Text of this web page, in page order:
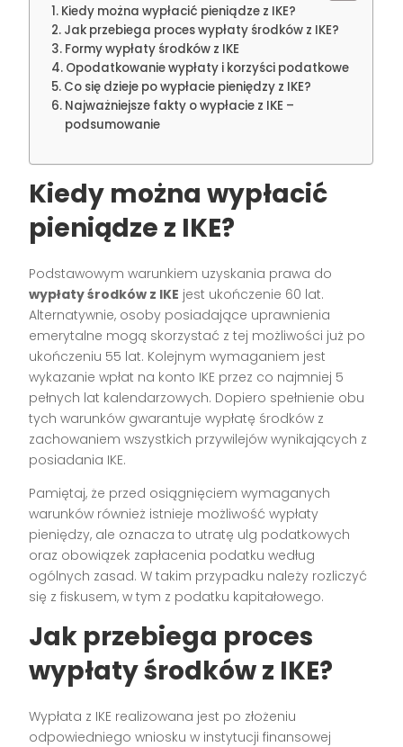
Kiedy można wypłacić pieniądze z IKE?
Jak przebiega proces wypłaty środków z IKE?
Formy wypłaty środków z IKE
Opodatkowanie wypłaty i korzyści podatkowe
Co się dzieje po wypłacie pieniędzy z IKE?
Najważniejsze fakty o wypłacie z IKE –
podsumowanie
Kiedy można wypłacić
pieniądze z IKE?
Podstawowym warunkiem uzyskania prawa do
wypłaty środków z IKE jest ukończenie 60 lat.
Alternatywnie, osoby posiadające uprawnienia
emerytalne mogą skorzystać z tej możliwości już po
ukończeniu 55 lat. Kolejnym wymaganiem jest
wykazanie wpłat na konto IKE przez co najmniej 5
pełnych lat kalendarzowych. Dopiero spełnienie obu
tych warunków gwarantuje wypłatę środków z
zachowaniem wszystkich przywilejów wynikających z
posiadania IKE.
Pamiętaj, że przed osiągnięciem wymaganych
warunków również istnieje możliwość wypłaty
pieniędzy, ale oznacza to utratę ulg podatkowych
oraz obowiązek zapłacenia podatku według
ogólnych zasad. W takim przypadku należy rozliczyć
się z fiskusem, w tym z podatku kapitałowego.
Jak przebiega proces
wypłaty środków z IKE?
Wypłata z IKE realizowana jest po złożeniu
odpowiedniego wniosku w instytucji finansowej